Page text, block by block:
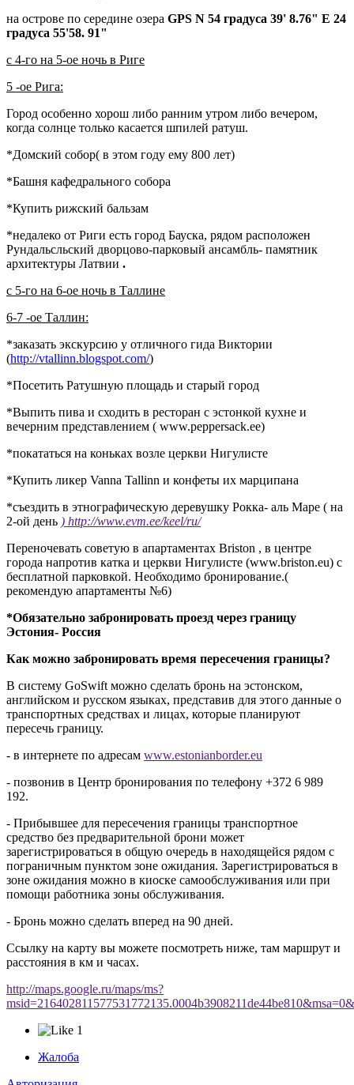
на острове по середине озера GPS N 54 градуса 39' 8.76" E 24
градуса 55'58. 91"
с 4-го на 5-ое ночь в Риге
5 -ое Рига:
Город особенно хорош либо ранним утром либо вечером,
когда солнце только касается шпилей ратуш.
*Домский собор( в этом году ему 800 лет)
*Башня кафедрального собора
*Купить рижский бальзам
*недалеко от Риги есть город Бауска, рядом расположен
Рундальсльский дворцово-парковый ансамбль- памятник
архитектуры Латвии .
с 5-го на 6-ое ночь в Таллине
6-7 -ое Таллин:
*заказать экскурсию у отличного гида Виктории
(http://vtallinn.blogspot.com/)
*Посетить Ратушную площадь и старый город
*Выпить пива и сходить в ресторан с эстонкой кухне и
вечерним представлением ( www.peppersack.ee)
*покататься на коньках возле церкви Нигулисте
*Купить ликер Vanna Tallinn и конфеты их марципана
*съездить в этнографическую деревушку Рокка- аль Маре ( на
2-ой день ) http://www.evm.ee/keel/ru/
Переночевать советую в апартаментах Briston , в центре
города напротив катка и церкви Нигулисте (www.briston.eu) с
бесплатной парковкой. Необходимо бронирование.(
рекомендую апартаменты №6)
*Обязательно забронировать проезд через границу
Эстония- Россия
Как можно забронировать время пересечения границы?
В систему GoSwift можно сделать бронь на эстонском,
английском и русском языках, представив для этого данные о
транспортных средствах и лицах, которые планируют
пересечь границу.
- в интернете по адресам www.estonianborder.eu
- позвонив в Центр бронирования по телефону +372 6 989
192.
- Прибывшее для пересечения границы транспортное
средство без предварительной брони может
зарегистрироваться в общую очередь в находящейся рядом с
пограничным пунктом зоне ожидания. Зарегистрироваться в
зоне ожидания можно в киоске самообслуживания или при
помощи работника зоны обслуживания.
- Бронь можно сделать вперед на 90 дней.
Ссылку на карту вы можете посмотреть ниже, там маршрут и
расстояния в км и часах.
http://maps.google.ru/maps/ms?
1
Жалоба